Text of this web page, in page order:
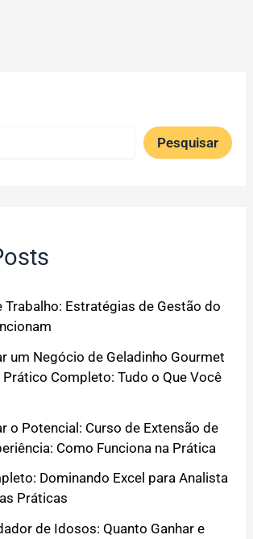
Pesquisar
Trabalho: Estratégias de Gestão do
um Negócio de Geladinho Gourmet
Prático Completo: Tudo o Que Você
o Potencial: Curso de Extensão de
Como Funciona na Prática
Dominando Excel para Analista
Práticas
de Idosos: Quanto Ganhar e